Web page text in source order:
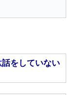
をしていない